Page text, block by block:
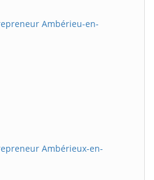
Ambérieu-en-
Ambérieux-en-